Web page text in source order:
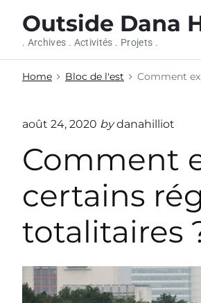
Outside Dana
. Archives . Activités . Projets .
Home Bloc de l'est Comment
août 24, 2020 by danahilliot
Comment
certains
totalitaires